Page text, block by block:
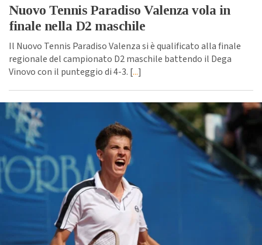
Nuovo Tennis Paradiso Valenza vola in
finale nella D2 maschile
Il Nuovo Tennis Paradiso Valenza si è qualificato alla finale
regionale del campionato D2 maschile battendo il Dega
Vinovo con il punteggio di 4-3. [...]